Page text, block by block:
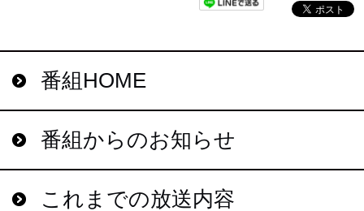
番組HOME
番組からのお知らせ
これまでの放送内容